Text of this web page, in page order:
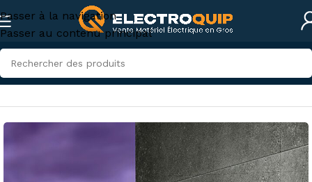
Passer à la navigation
Passer au contenu principal
Accueil/Eclairage/Lampes et spots